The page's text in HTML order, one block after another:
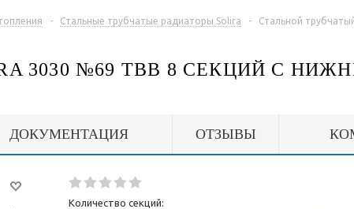
- Стальные трубчатые радиаторы Solira -
Стальной
3030 №69 ТВВ 8 СЕКЦИЙ С
ДОКУМЕНТАЦИЯ ОТЗЫВЫ
Количество секций: